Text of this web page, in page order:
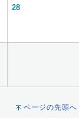
28
ページの先頭へ